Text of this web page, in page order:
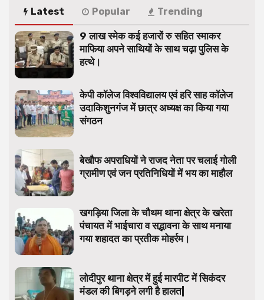
Latest Popular Trending
9 लाख स्मेक कई हजारों रु सहित स्माकर
माफिया अपने साथियों के साथ चढ़ा पुलिस के
हत्थे।
केपी कॉलेज विश्वविद्यालय एवं हरि साह कॉलेज
उदाकिशुनगंज में छात्र अध्यक्ष का किया गया
संगठन
बेखौफ अपराधियों ने राजद नेता पर चलाई गोली
ग्रामीण एवं जन प्रतिनिधियों में भय का माहौल
खगड़िया जिला के चौथम थाना क्षेत्र के खरेता
पंचायत में भाईचारा व सद्भावना के साथ मनाया
गया शहादत का प्रतीक मोहर्रम।
लोदीपुर थाना क्षेत्र में हुई मारपीट में सिकंदर
मंडल की बिगड़ने लगी है हालत|